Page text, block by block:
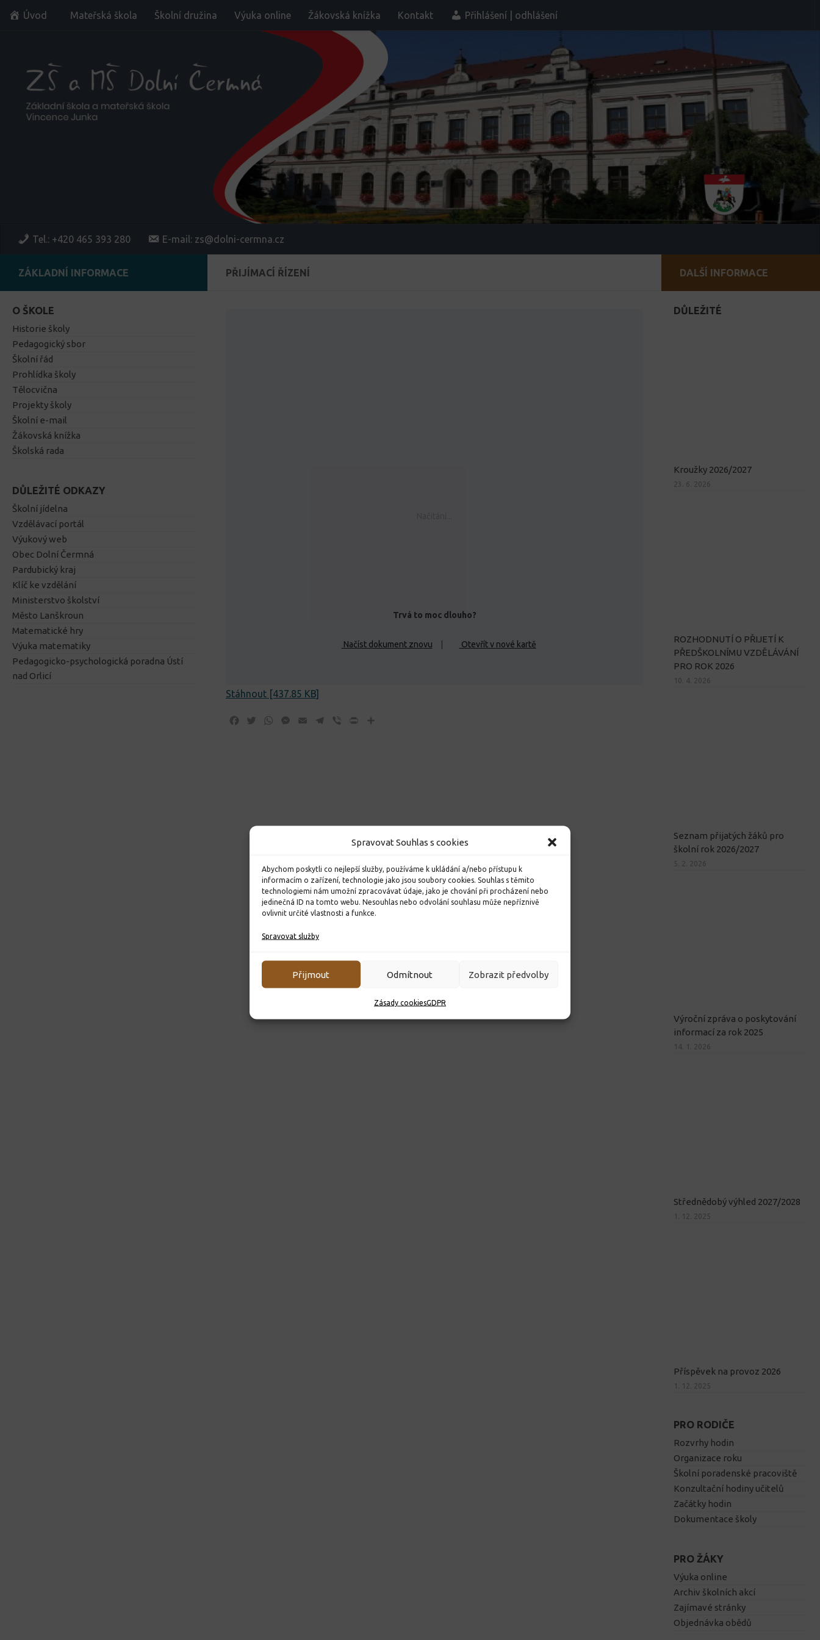
Spravovat Souhlas s cookies
Abychom poskytli co nejlepší služby, používáme k ukládání a/nebo přístupu k
informacím o zařízení, technologie jako jsou soubory cookies. Souhlas s těmito
technologiemi nám umožní zpracovávat údaje, jako je chování při procházení nebo
jedinečná ID na tomto webu. Nesouhlas nebo odvolání souhlasu může nepříznivě
ovlivnit určité vlastnosti a funkce.
Spravovat služby
Přijmout Odmítnout Zobrazit předvolby
Zásady cookiesGDPR
Skip to content
Úvod Mateřská škola Školní družina Výuka online Žákovská knížka Kontakt Přihlášení | odhlášení
Tel.: +420 465 393 280 E-mail: zs@dolni-cermna.cz
PŘIJÍMACÍ ŘÍZENÍ
Trvá to moc dlouho?
Načíst dokument znovu Otevřít v nové kartě
Stáhnout [437.85 KB]
Facebook
TwitterWhatsApp
Messenger
Email Telegram
Viber Print
ZÁKLADNÍ INFORMACE
O ŠKOLE
Historie školy
Pedagogický sbor
Školní řád
Prohlídka školy
Tělocvična
Projekty školy
Školní e-mail
Žákovská knížka
Školská rada
DŮLEŽITÉ ODKAZY
Školní jídelna
Vzdělávací portál
Výukový web
Obec Dolní Čermná
Pardubický kraj
Klíč ke vzdělání
Ministerstvo školství
Město Lanškroun
Matematické hry
Výuka matematiky
Pedagogicko-psychologická poradna Ústí
nad Orlicí
DALŠÍ INFORMACE
DŮLEŽITÉ
Kroužky 2026/2027
23. 6. 2026
ROZHODNUTÍ O PŘIJETÍ K
PŘEDŠKOLNÍMU VZDĚLÁVÁNÍ
PRO ROK 2026
10. 4. 2026
Seznam přijatých žáků pro
školní rok 2026/2027
5. 2. 2026
Výroční zpráva o poskytování
informací za rok 2025
14. 1. 2026
Střednědobý výhled 2027/2028
1. 12. 2025
Příspěvek na provoz 2026
1. 12. 2025
PRO RODIČE
Rozvrhy hodin
Organizace roku
Školní poradenské pracoviště
Konzultační hodiny učitelů
Začátky hodin
Dokumentace školy
PRO ŽÁKY
Výuka online
Archiv školních akcí
Zajímavé stránky
Objednávka obědů